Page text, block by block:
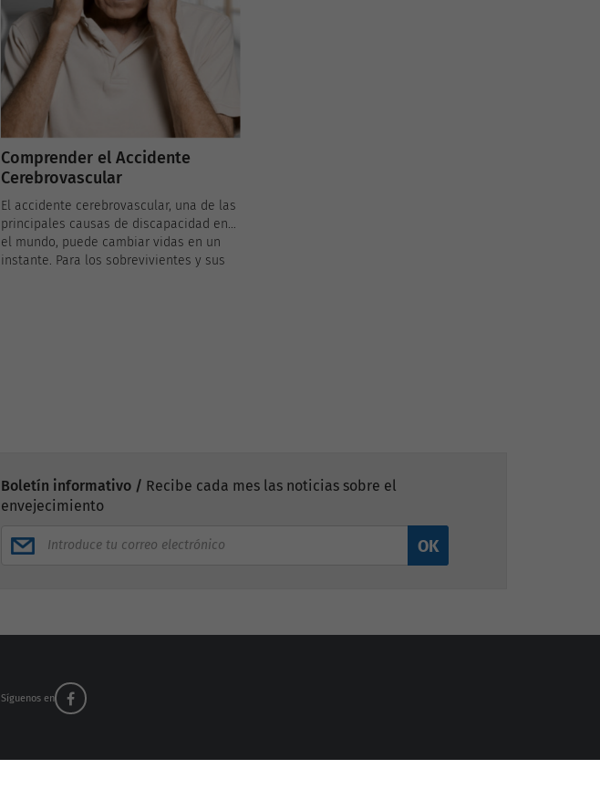
la calidad de vida.
Comprender el Accidente
Cerebrovascular
El accidente cerebrovascular, una de las
principales causas de discapacidad en
el mundo, puede cambiar vidas en un
instante. Para los sobrevivientes y sus
Boletín informativo / Recibe cada mes las noticias sobre el
envejecimiento
OK
Síguenos en